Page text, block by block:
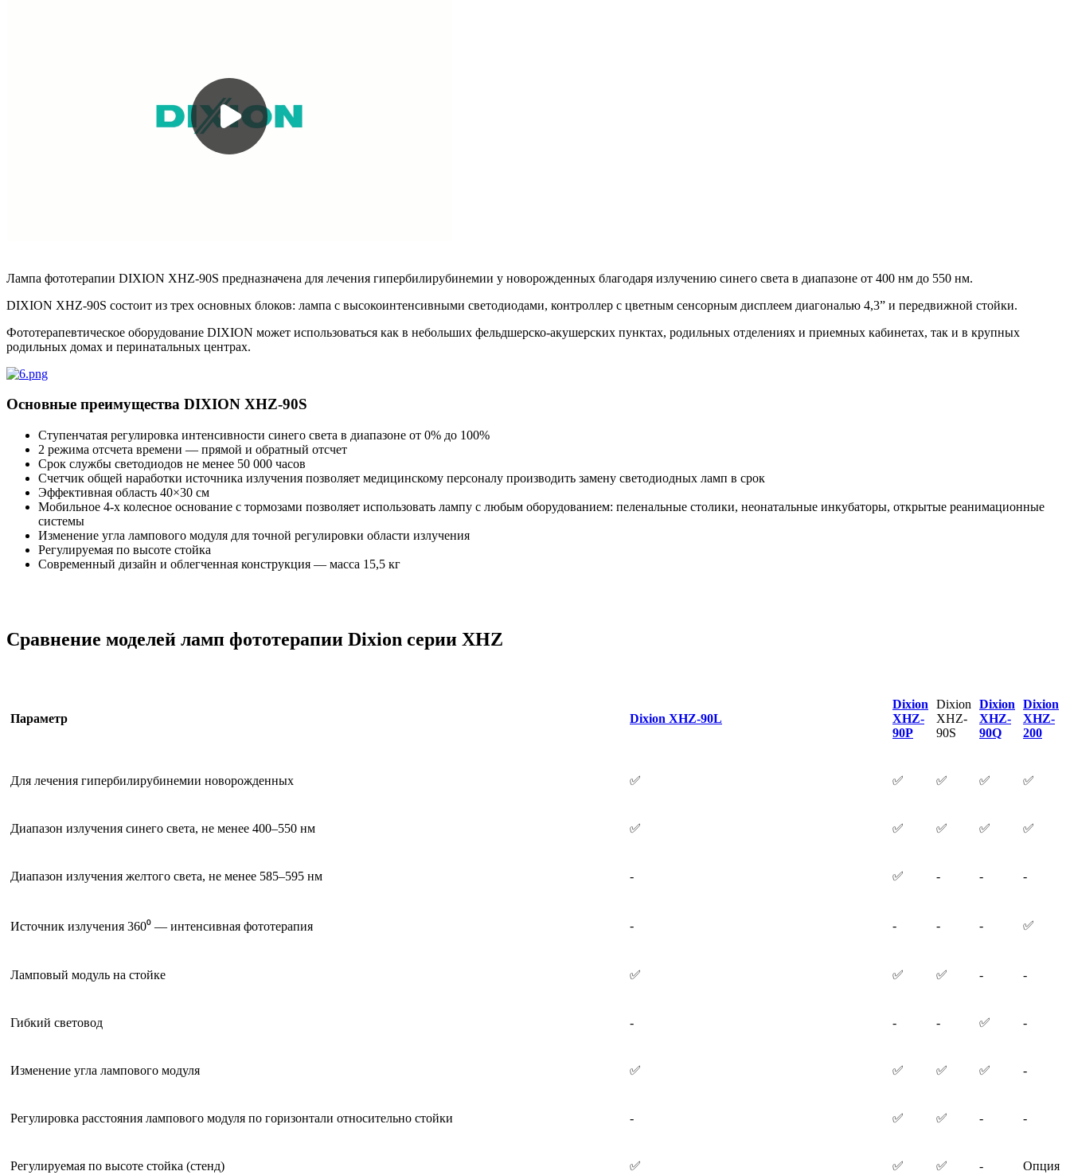
Лампа фототерапии DIXION XHZ-90S предназначена для лечения гипербилирубинемии у новорожденных благодаря излучению синего света в диапазоне от 400 нм до 550 нм.
DIXION XHZ-90S состоит из трех основных блоков: лампа с высокоинтенсивными светодиодами, контроллер с цветным сенсорным дисплеем диагональю 4,3” и передвижной стойки.
Фототерапевтическое оборудование DIXION может использоваться как в небольших фельдшерско-акушерских пунктах, родильных отделениях и приемных кабинетах, так и в крупных
родильных домах и перинатальных центрах.
Основные преимущества DIXION XHZ-90S
Ступенчатая регулировка интенсивности синего света в диапазоне от 0% до 100%
2 режима отсчета времени — прямой и обратный отсчет
Срок службы светодиодов не менее 50 000 часов
Счетчик общей наработки источника излучения позволяет медицинскому персоналу производить замену светодиодных ламп в срок
Эффективная область 40×30 см
Мобильное 4-х колесное основание с тормозами позволяет использовать лампу с любым оборудованием: пеленальные столики, неонатальные инкубаторы, открытые реанимационные
системы
Изменение угла лампового модуля для точной регулировки области излучения
Регулируемая по высоте стойка
Современный дизайн и облегченная конструкция — масса 15,5 кг
Сравнение моделей ламп фототерапии Dixion серии XHZ
Параметр Dixion XHZ-90L
Dixion
XHZ-
90P
Dixion
XHZ-
90S
Dixion
XHZ-
90Q
Dixion
XHZ-
200
Для лечения гипербилирубинемии новорожденных ✅ ✅ ✅ ✅ ✅
Диапазон излучения синего света, не менее 400–550 нм ✅ ✅ ✅ ✅ ✅
Диапазон излучения желтого света, не менее 585–595 нм - ✅ - - -
Источник излучения 360⁰ — интенсивная фототерапия - - - - ✅
Ламповый модуль на стойке ✅ ✅ ✅ - -
Гибкий световод - - - ✅ -
Изменение угла лампового модуля ✅ ✅ ✅ ✅ -
Регулировка расстояния лампового модуля по горизонтали относительно стойки - ✅ ✅ - -
Регулируемая по высоте стойка (стенд) ✅ ✅ ✅ - Опция